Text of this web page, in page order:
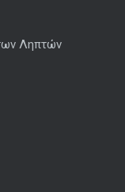
Ληπτών